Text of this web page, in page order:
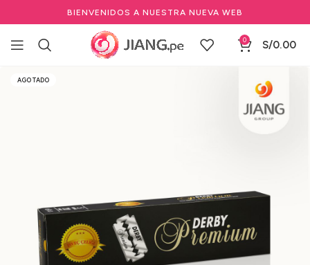
BIENVENIDOS A NUESTRA NUEVA WEB
0 S/0.00
Inicio Barbería y Equipamiento
AGOTADO